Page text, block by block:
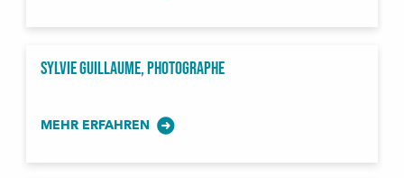
Sylvie Guillaume, photographe
MEHR ERFAHREN